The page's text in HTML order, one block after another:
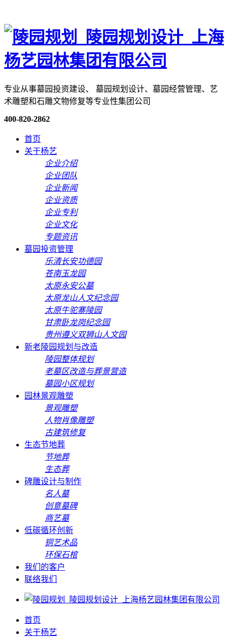
专业从事墓园投资建设、 墓园规划设计、墓园经营管理、艺
术雕塑和石雕文物修复等专业性集团公司
400-820-2862
首页
关于杨艺
企业介绍
企业团队
企业新闻
企业资质
企业专利
企业文化
专题资讯
墓园投资管理
乐清长安功德园
苍南玉龙园
太原永安公墓
太原龙山人文纪念园
太原牛驼寨陵园
甘肃卧龙岗纪念园
贵州遵义双狮山人文园
新老陵园规划与改造
陵园整体规划
老墓区改造与葬景营造
墓园小区规划
园林景观雕塑
景观雕塑
人物肖像雕塑
古建筑修复
生态节地葬
节地葬
生态葬
碑雕设计与制作
名人墓
创意墓碑
商艺墓
低碳循环创新
铜艺术品
环保石棺
我们的客户
联络我们
首页
关于杨艺